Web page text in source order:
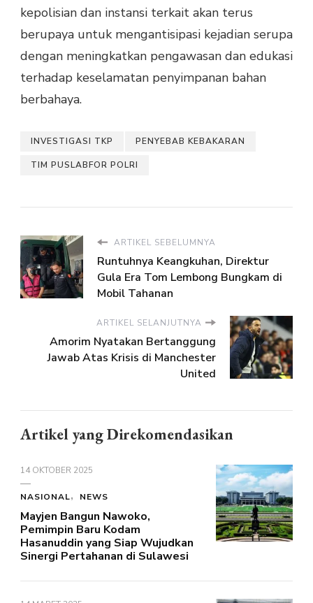
kepolisian dan instansi terkait akan terus
berupaya untuk mengantisipasi kejadian serupa
dengan meningkatkan pengawasan dan edukasi
terhadap keselamatan penyimpanan bahan
berbahaya.
INVESTIGASI TKP PENYEBAB KEBAKARAN
TIM PUSLABFOR POLRI
ARTIKEL SEBELUMNYA
Runtuhnya Keangkuhan, Direktur
Gula Era Tom Lembong Bungkam di
Mobil Tahanan
ARTIKEL SELANJUTNYA
Amorim Nyatakan Bertanggung
Jawab Atas Krisis di Manchester
United
Artikel yang Direkomendasikan
14 OKTOBER 2025
NASIONAL NEWS
Mayjen Bangun Nawoko,
Pemimpin Baru Kodam
Hasanuddin yang Siap Wujudkan
Sinergi Pertahanan di Sulawesi